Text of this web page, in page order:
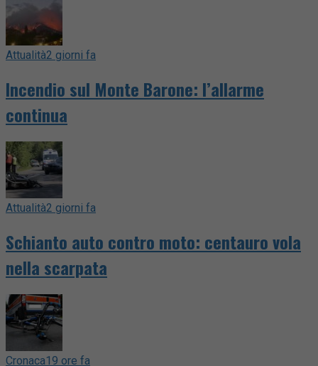
Attualità2 giorni fa
Incendio sul Monte Barone: l’allarme
continua
Attualità2 giorni fa
Schianto auto contro moto: centauro vola
nella scarpata
Cronaca19 ore fa